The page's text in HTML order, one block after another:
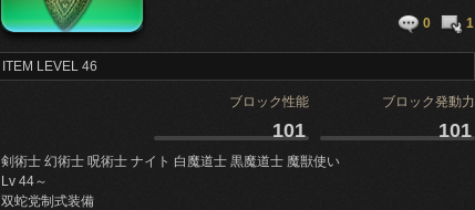
0 1
ITEM LEVEL 46
ブロック性能 ブロック発動力
101 101
剣術士 幻術士 呪術士 ナイト 白魔道士 黒魔道士 魔獣使い
Lv 44～
双蛇党制式装備